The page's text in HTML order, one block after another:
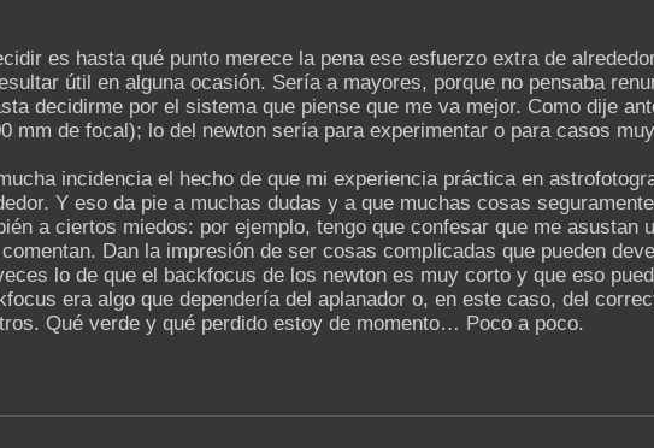
es hasta qué punto merece la pena ese esfuerzo extra de
útil en alguna ocasión. Sería a mayores, porque no pensaba
decidirme por el sistema que piense que me va mejor. Como dije
mm de focal); lo del newton sería para experimentar o para casos
incidencia el hecho de que mi experiencia práctica en
Y eso da pie a muchas dudas y a que muchas cosas
a ciertos miedos: por ejemplo, tengo que confesar que me asustan
Dan la impresión de ser cosas complicadas que pueden
lo de que el backfocus de los newton es muy corto y que eso
era algo que dependería del aplanador o, en este caso, del
Qué verde y qué perdido estoy de momento… Poco a poco.